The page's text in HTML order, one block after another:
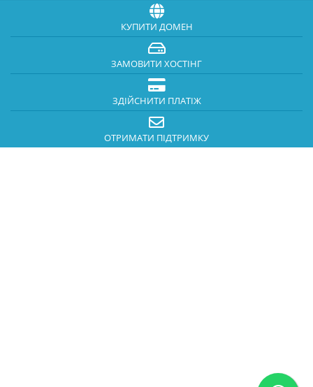
КУПИТИ ДОМЕН
ЗАМОВИТИ ХОСТІНГ
ЗДІЙСНИТИ ПЛАТІЖ
ОТРИМАТИ ПІДТРИМКУ